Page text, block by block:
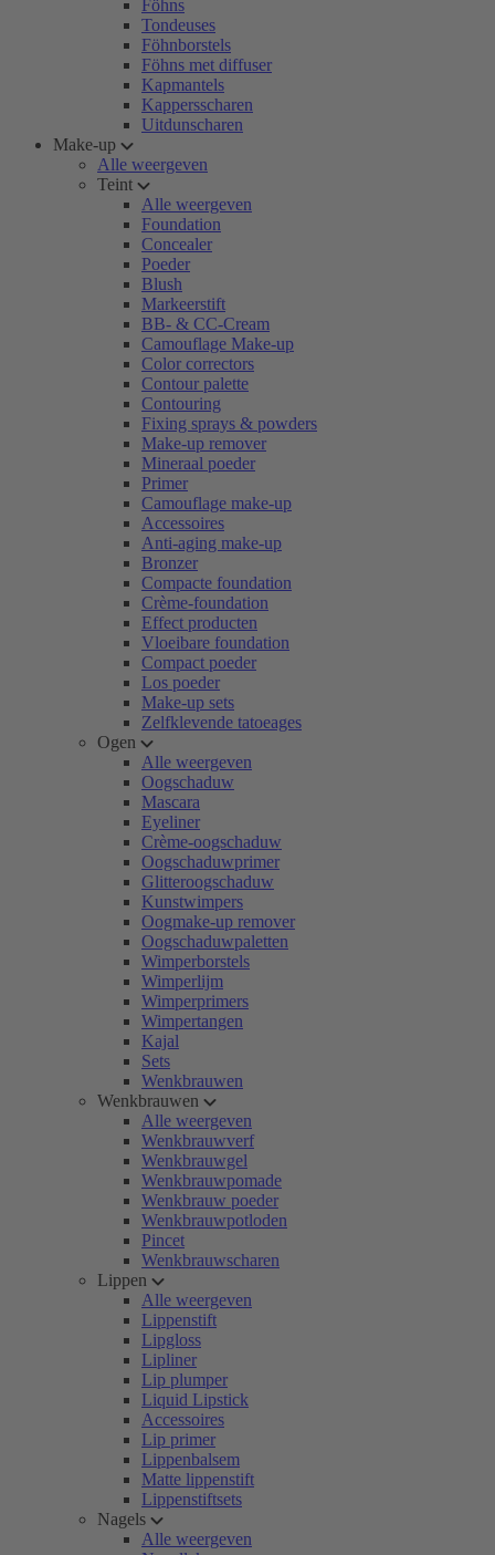
Föhns
Tondeuses
Föhnborstels
Föhns met diffuser
Kapmantels
Kappersscharen
Uitdunscharen
Make-up
Alle weergeven
Teint
Alle weergeven
Foundation
Concealer
Poeder
Blush
Markeerstift
BB- & CC-Cream
Camouflage Make-up
Color correctors
Contour palette
Contouring
Fixing sprays & powders
Make-up remover
Mineraal poeder
Primer
Camouflage make-up
Accessoires
Anti-aging make-up
Bronzer
Compacte foundation
Crème-foundation
Effect producten
Vloeibare foundation
Compact poeder
Los poeder
Make-up sets
Zelfklevende tatoeages
Ogen
Alle weergeven
Oogschaduw
Mascara
Eyeliner
Crème-oogschaduw
Oogschaduwprimer
Glitteroogschaduw
Kunstwimpers
Oogmake-up remover
Oogschaduwpaletten
Wimperborstels
Wimperlijm
Wimperprimers
Wimpertangen
Kajal
Sets
Wenkbrauwen
Wenkbrauwen
Alle weergeven
Wenkbrauwverf
Wenkbrauwgel
Wenkbrauwpomade
Wenkbrauw poeder
Wenkbrauwpotloden
Pincet
Wenkbrauwscharen
Lippen
Alle weergeven
Lippenstift
Lipgloss
Lipliner
Lip plumper
Liquid Lipstick
Accessoires
Lip primer
Lippenbalsem
Matte lippenstift
Lippenstiftsets
Nagels
Alle weergeven